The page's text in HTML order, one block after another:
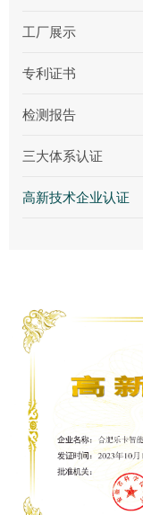
工厂展示
专利证书
检测报告
三大体系认证
高新技术企业认证